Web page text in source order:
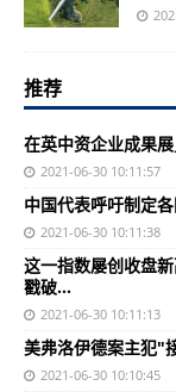
推荐
在英中资企业成果
2021-06-30 10:11:57
中国代表呼吁制定
2021-06-30 10:11:38
这一指数屡创收盘
戳破…
2021-06-30 10:11:13
美弗洛伊德案主犯"
2021-06-30 10:10:45